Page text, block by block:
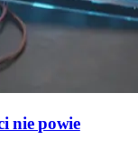
nie powie